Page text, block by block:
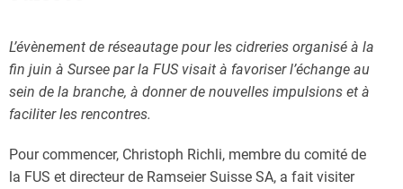
L’évènement de réseautage pour les cidreries organisé à la
fin juin à Sursee par la FUS visait à favoriser l’échange au
sein de la branche, à donner de nouvelles impulsions et à
faciliter les rencontres.
Pour commencer, Christoph Richli, membre du comité de
la FUS et directeur de Ramseier Suisse SA, a fait visiter